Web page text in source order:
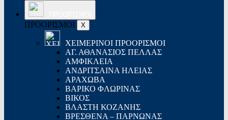
ΠΡΟΟΡΙΣΜΟΙ X
ΧΕΙΜΕΡΙΝΟΙ ΠΡΟΟΡΙΣΜΟΙ
ΑΓ. ΑΘΑΝΑΣΙΟΣ ΠΕΛΛΑΣ
ΑΜΦΙΚΛΕΙΑ
ΑΝΔΡΙΤΣΑΙΝΑ ΗΛΕΙΑΣ
ΑΡΑΧΩΒΑ
ΒΑΡΙΚΟ ΦΛΩΡΙΝΑΣ
ΒΙΚΟΣ
ΒΛΑΣΤΗ ΚΟΖΑΝΗΣ
ΒΡΕΣΘΕΝΑ – ΠΑΡΝΩΝΑΣ